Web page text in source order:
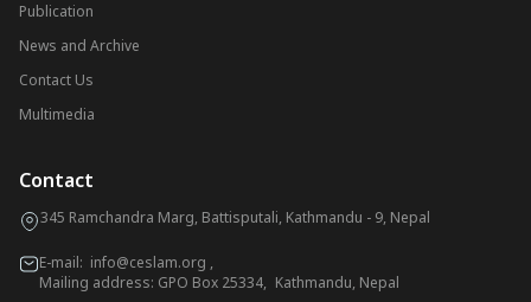
Publication
News and Archive
Contact Us
Multimedia
Contact
345 Ramchandra Marg, Battisputali, Kathmandu - 9, Nepal
E-mail: info@ceslam.org ,
Mailing address: GPO Box 25334, Kathmandu, Nepal